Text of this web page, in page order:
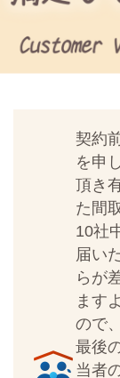
契約
を申
頂き
た間
10社
届い
らが
ます
ので
最後
当者